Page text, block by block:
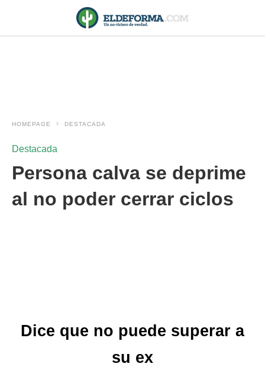
HOMEPAGE DESTACADA
Destacada
Persona calva se deprime
al no poder cerrar ciclos
Dice que no puede superar a
su ex